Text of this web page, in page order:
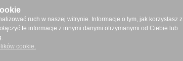
ruch w naszej witrynie. Informacje o tym, jak korzystasz z
te informacje z innymi danymi otrzymanymi od Ciebie lub
cookie.